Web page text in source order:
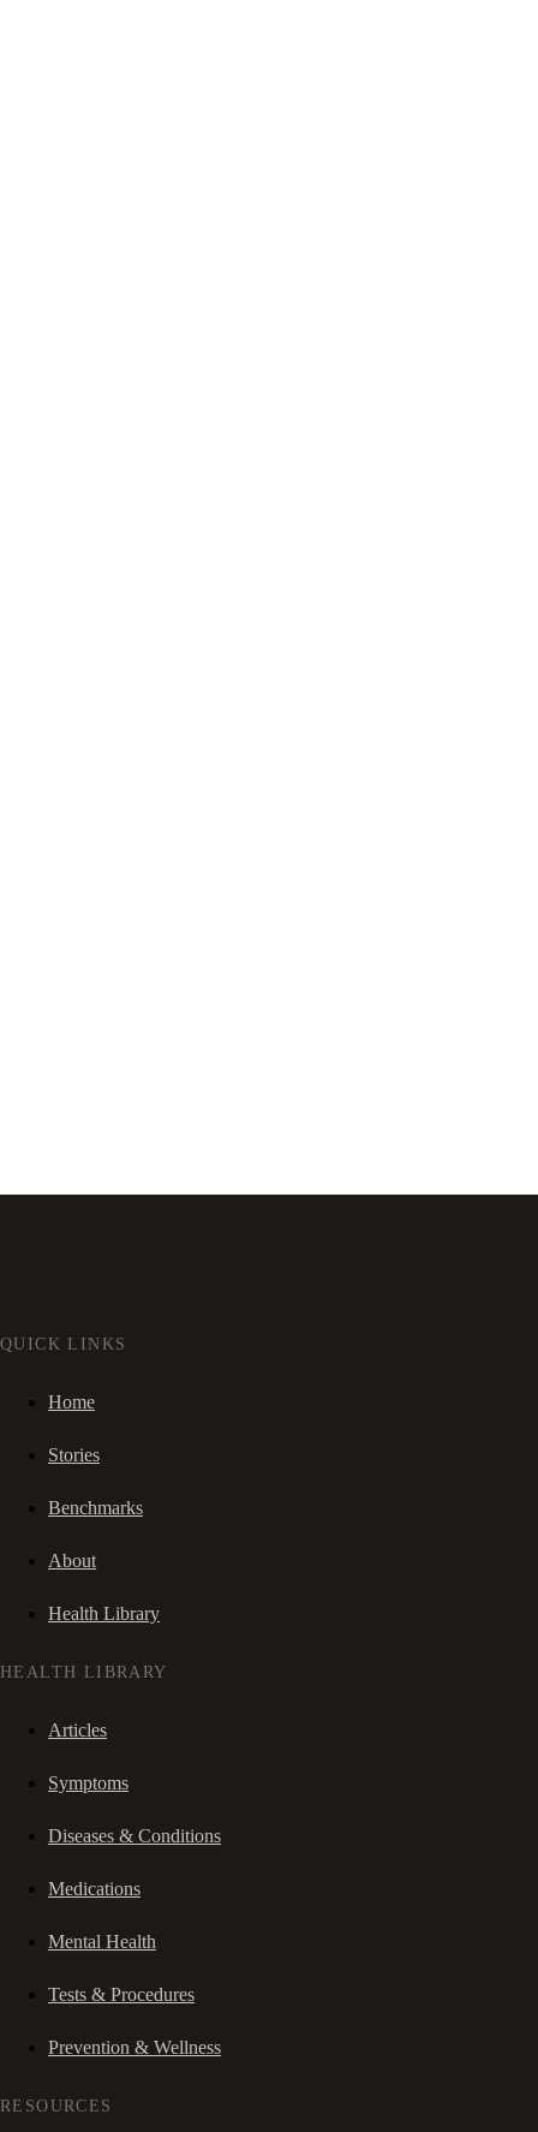
QUICK LINKS
Home
Stories
Benchmarks
About
Health Library
HEALTH LIBRARY
Articles
Symptoms
Diseases & Conditions
Medications
Mental Health
Tests & Procedures
Prevention & Wellness
RESOURCES